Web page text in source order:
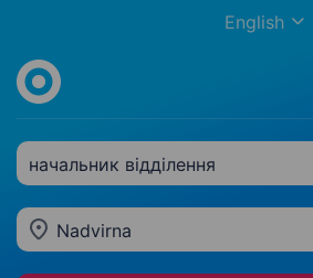
English
начальник відділення
Nadvirna